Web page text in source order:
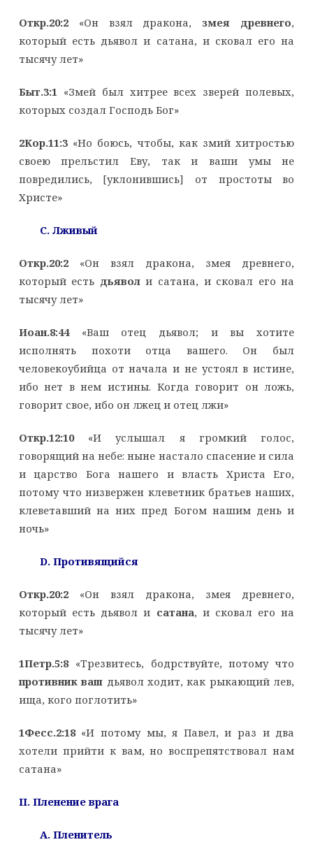
Откр.20:2«Он взял дракона,змея древнего,
который есть дьявол и сатана, и сковал его на
тысячу лет»
Быт.3:1 «Змей был хитрее всех зверей полевых,
которых создал Господь Бог»
2Кор.11:3«Но боюсь, чтобы, как змий хитростью
своею прельстил Еву, так и ваши умы не
повредились, [уклонившись] от простоты во
Христе»
C. Лживый
Откр.20:2«Он взял дракона, змея древнего,
который есть дьяволи сатана, и сковал его на
тысячу лет»
Иоан.8:44«Ваш отец дьявол; и вы хотите
исполнять похоти отца вашего. Он был
человекоубийца от начала и не устоял в истине,
ибо нет в нем истины. Когда говорит он ложь,
говорит свое, ибо он лжец и отец лжи»
Откр.12:10«И услышал я громкий голос,
говорящий на небе: ныне настало спасение и сила
и царство Бога нашего и власть Христа Его,
потому что низвержен клеветник братьев наших,
клеветавший на них пред Богом нашим день и
ночь»
D. Противящийся
Откр.20:2«Он взял дракона, змея древнего,
который есть дьявол и сатана, и сковал его на
тысячу лет»
1Петр.5:8«Трезвитесь, бодрствуйте, потому что
противник ваш дьявол ходит, как рыкающий лев,
ища, кого поглотить»
1Фесс.2:18«И потому мы, я Павел, и раз и два
хотели прийти к вам, но воспрепятствовал нам
сатана»
II. Пленение врага
A. Пленитель